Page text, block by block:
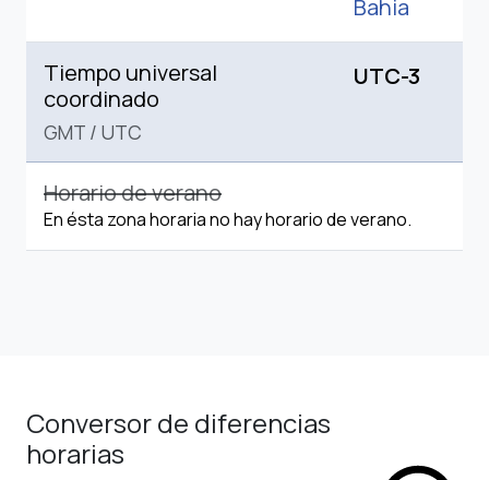
Bahia
Tiempo universal
coordinado
GMT / UTC
UTC-3
Horario de verano
En ésta zona horaria no hay horario de verano.
Conversor de diferencias
horarias